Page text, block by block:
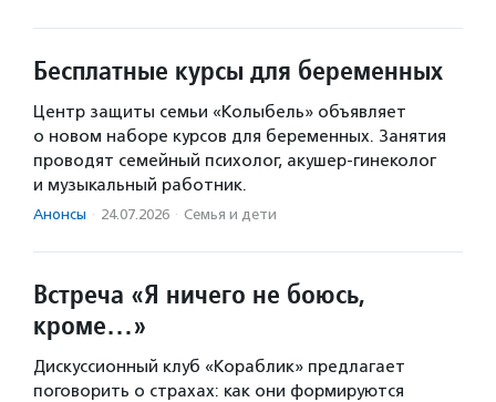
Бесплатные курсы для беременных
Центр защиты семьи «Колыбель» объявляет
о новом наборе курсов для беременных. Занятия
проводят семейный психолог, акушер-гинеколог
и музыкальный работник.
Анонсы · 24.07.2026 · Семья и дети
Встреча «Я ничего не боюсь,
кроме…»
Дискуссионный клуб «Кораблик» предлагает
поговорить о страхах: как они формируются